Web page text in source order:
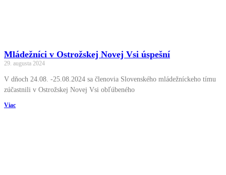
Mládežníci v Ostrožskej Novej Vsi úspešní
29. augusta 2024
V dňoch 24.08. -25.08.2024 sa členovia Slovenského mládežníckeho tímu
zúčastnili v Ostrožskej Novej Vsi obľúbeného
Viac